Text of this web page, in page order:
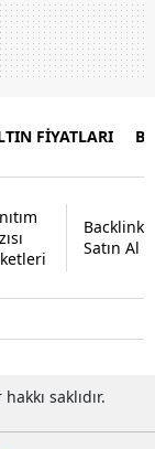
FİYATLARI
Backlink
Satın Al
saklıdır.